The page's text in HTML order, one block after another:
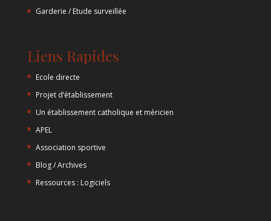
Garderie / Etude surveillée
Liens Rapides
Ecole directe
Projet d’établissement
Un établissement catholique et méricien
APEL
Association sportive
Blog / Archives
Ressources : Logiciels